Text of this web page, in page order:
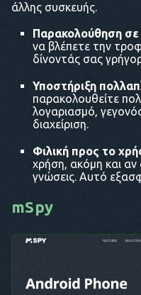
άλλης συσκευής.
Παρακολούθηση σε
να βλέπετε την
δίνοντάς σας
Υποστήριξη
παρακολουθείτε
λογαριασμό,
διαχείριση.
Φιλική προς το
χρήση, ακόμη και αν
γνώσεις. Αυτό
mSpy